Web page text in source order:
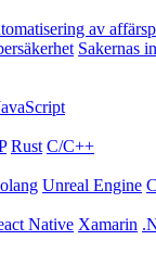
av
Sakernas
Rust C/C++
Unreal Engine
Native Xamarin